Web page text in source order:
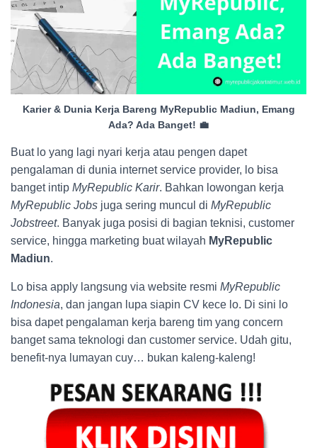
Karier & Dunia Kerja Bareng MyRepublic Madiun, Emang
Ada? Ada Banget! 💼
Buat lo yang lagi nyari kerja atau pengen dapet
pengalaman di dunia internet service provider, lo bisa
banget intip MyRepublic Karir. Bahkan lowongan kerja
MyRepublic Jobs juga sering muncul di MyRepublic
Jobstreet. Banyak juga posisi di bagian teknisi, customer
service, hingga marketing buat wilayah MyRepublic
Madiun.
Lo bisa apply langsung via website resmi MyRepublic
Indonesia, dan jangan lupa siapin CV kece lo. Di sini lo
bisa dapet pengalaman kerja bareng tim yang concern
banget sama teknologi dan customer service. Udah gitu,
benefit-nya lumayan cuy… bukan kaleng-kaleng!